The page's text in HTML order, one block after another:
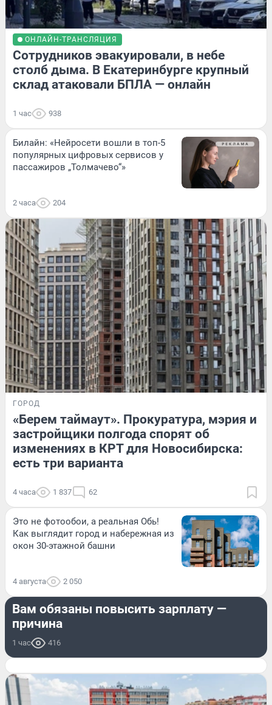
ОНЛАЙН-ТРАНСЛЯЦИЯ
Сотрудников эвакуировали, в небе
столб дыма. В Екатеринбурге крупный
склад атаковали БПЛА — онлайн
1 час 938
Билайн: «Нейросети вошли в топ-5
популярных цифровых сервисов у
пассажиров „Толмачево“»
2 часа 204
ГОРОД
«Берем таймаут». Прокуратура, мэрия и
застройщики полгода спорят об
изменениях в КРТ для Новосибирска:
есть три варианта
4 часа 1 837 62
Это не фотообои, а реальная Обь!
Как выглядит город и набережная из
окон 30-этажной башни
4 августа 2 050
РАБОТА
Вам обязаны повысить зарплату —
причина
1 час 416